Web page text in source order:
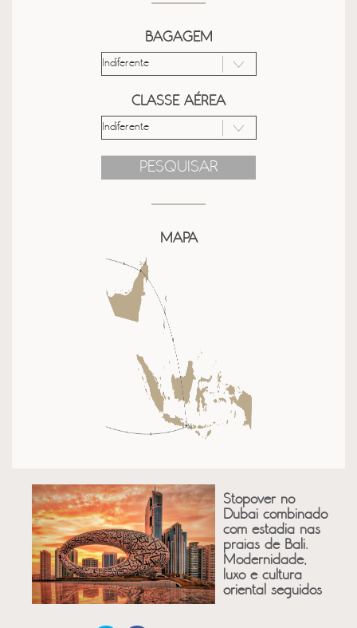
BAGAGEM
CLASSE AÉREA
PESQUISAR
MAPA
Stopover no
Dubai combinado
com estadia nas
praias de Bali.
Modernidade,
luxo e cultura
oriental seguidos